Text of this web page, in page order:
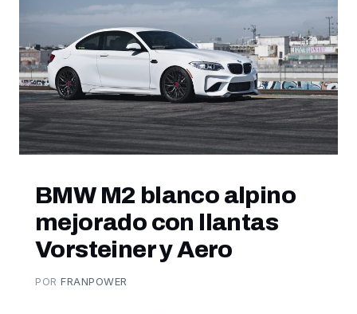
BMW M2 blanco alpino
mejorado con llantas
Vorsteiner y Aero
PORFRANPOWER